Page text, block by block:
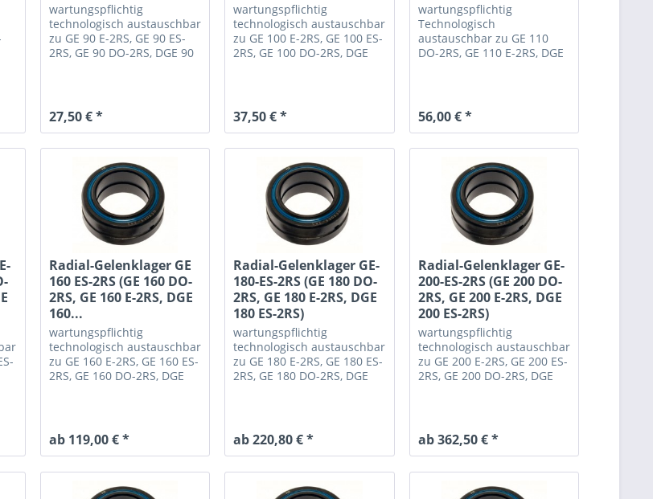
wartungspflichtig
technologisch austauschbar
zu GE 90 E-2RS, GE 90 ES-
2RS, GE 90 DO-2RS, DGE 90
27,50 € *
wartungspflichtig
technologisch austauschbar
zu GE 100 E-2RS, GE 100 ES-
2RS, GE 100 DO-2RS, DGE
37,50 € *
wartungspflichtig
Technologisch
austauschbar zu GE 110
DO-2RS, GE 110 E-2RS, DGE
56,00 € *
Radial-Gelenklager GE
160 ES-2RS (GE 160 DO-
2RS, GE 160 E-2RS, DGE
160...
wartungspflichtig
technologisch austauschbar
zu GE 160 E-2RS, GE 160 ES-
2RS, GE 160 DO-2RS, DGE
ab 119,00 € *
Radial-Gelenklager GE-
180-ES-2RS (GE 180 DO-
2RS, GE 180 E-2RS, DGE
180 ES-2RS)
wartungspflichtig
technologisch austauschbar
zu GE 180 E-2RS, GE 180 ES-
2RS, GE 180 DO-2RS, DGE
ab 220,80 € *
Radial-Gelenklager GE-
200-ES-2RS (GE 200 DO-
2RS, GE 200 E-2RS, DGE
200 ES-2RS)
wartungspflichtig
technologisch austauschbar
zu GE 200 E-2RS, GE 200 ES-
2RS, GE 200 DO-2RS, DGE
ab 362,50 € *